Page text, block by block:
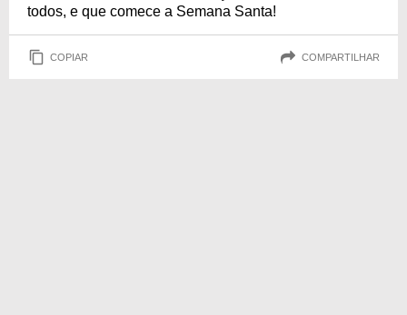
todos, e que comece a Semana Santa!
COPIAR COMPARTILHAR